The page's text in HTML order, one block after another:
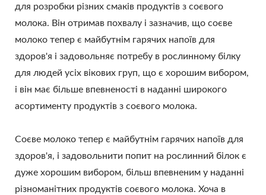
для розробки різних смаків продуктів з соєвого
молока. Він отримав похвалу і зазначив, що соєве
молоко тепер є майбутнім гарячих напоїв для
здоров'я і задовольняє потребу в рослинному білку
для людей усіх вікових груп, що є хорошим вибором,
і він має більше впевненості в наданні широкого
асортименту продуктів з соєвого молока.
Соєве молоко тепер є майбутнім гарячих напоїв для
здоров'я, і задовольнити попит на рослинний білок є
дуже хорошим вибором, більш впевненим у наданні
різноманітних продуктів соєвого молока. Хоча в